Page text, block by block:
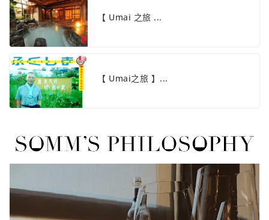
【 Umai 之旅 ...
【 Umai之旅 】...